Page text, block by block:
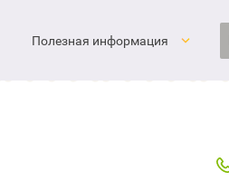
Полезная информация